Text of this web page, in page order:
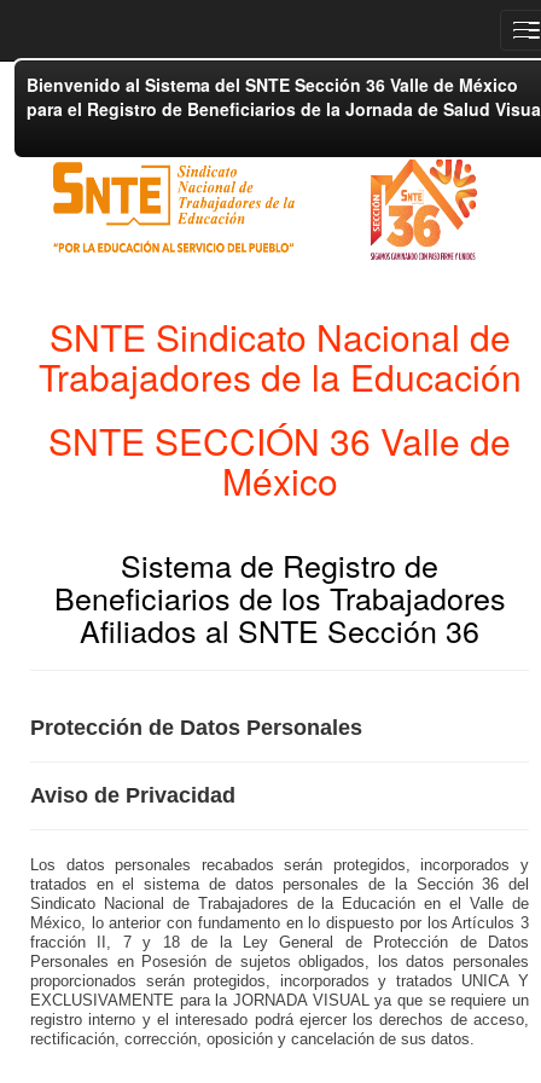
Bienvenido al Sistema del SNTE Sección 36 Valle de México
para el Registro de Beneficiarios de la Jornada de Salud
SNTE Sindicato Nacional de
Trabajadores de la Educación
SNTE SECCIÓN 36 Valle de
México
Sistema de Registro de
Beneficiarios de los Trabajadores
Afiliados al SNTE Sección 36
Protección de Datos Personales
Aviso de Privacidad
Los datos personales recabados serán protegidos, incorporados y
tratados en el sistema de datos personales de la Sección 36 del
Sindicato Nacional de Trabajadores de la Educación en el Valle de
México, lo anterior con fundamento en lo dispuesto por los Artículos 3
fracción II, 7 y 18 de la Ley General de Protección de Datos
Personales en Posesión de sujetos obligados, los datos personales
proporcionados serán protegidos, incorporados y tratados UNICA Y
EXCLUSIVAMENTE para la JORNADA VISUAL ya que se requiere un
registro interno y el interesado podrá ejercer los derechos de acceso,
rectificación, corrección, oposición y cancelación de sus datos.